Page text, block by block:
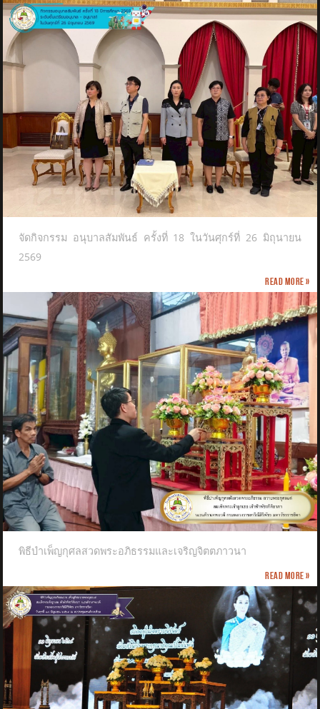
จัดกิจกรรม อนุบาลสัมพันธ์ ครั้งที่ 18 ในวันศุกร์ที่ 26 มิถุนายน
2569
Read more »
พิธีบำเพ็ญกุศลสวดพระอภิธรรมและเจริญจิตตภาวนา
Read more »